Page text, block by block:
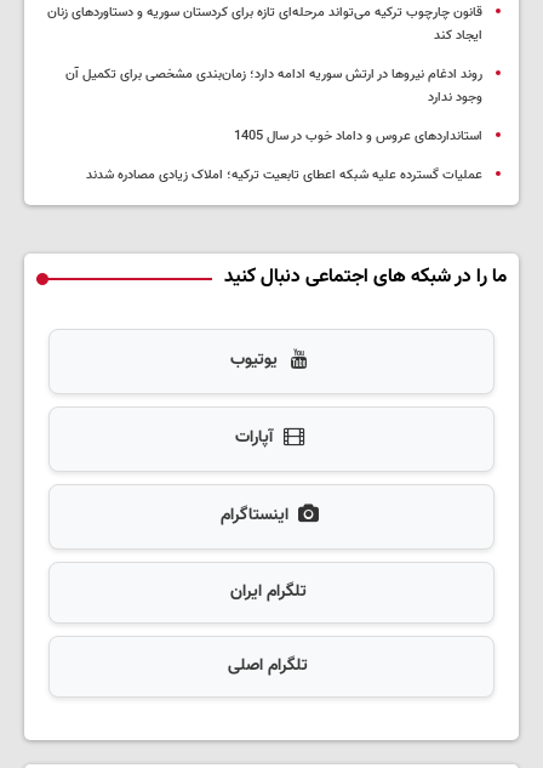
قانون چارچوب ترکیه می‌تواند مرحله‌ای تازه برای کردستان سوریه و دستاوردهای زنان
ایجاد کند
روند ادغام نیروها در ارتش سوریه ادامه دارد؛ زمان‌بندی مشخصی برای تکمیل آن
وجود ندارد
استانداردهای عروس و داماد خوب در سال 1405
عملیات گسترده علیه شبکه اعطای تابعیت ترکیه؛ املاک زیادی مصادره شدند
ما را در شبکه های اجتماعی دنبال کنید
یوتیوب
آپارات
اینستاگرام
تلگرام ایران
تلگرام اصلی